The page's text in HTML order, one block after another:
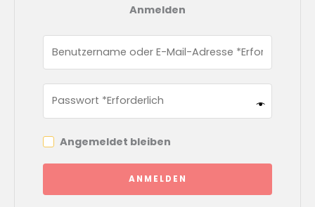
Anmelden
Angemeldet bleiben
ANMELDEN